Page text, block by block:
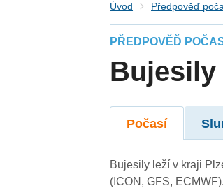
Úvod Předpověď
PŘEDPOVĚĎ
Bujesily
Počasí
Bujesily leží v kraji
(ICON, GFS,